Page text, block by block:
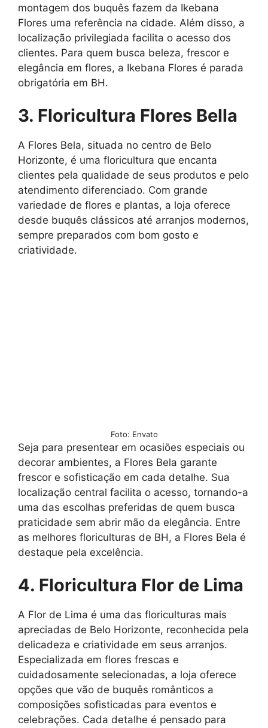
montagem dos buquês fazem da Ikebana
Flores uma referência na cidade. Além disso, a
localização privilegiada facilita o acesso dos
clientes. Para quem busca beleza, frescor e
elegância em flores, a Ikebana Flores é parada
obrigatória em BH.
3. Floricultura Flores Bella
A Flores Bela, situada no centro de Belo
Horizonte, é uma floricultura que encanta
clientes pela qualidade de seus produtos e pelo
atendimento diferenciado. Com grande
variedade de flores e plantas, a loja oferece
desde buquês clássicos até arranjos modernos,
sempre preparados com bom gosto e
criatividade.
Foto: Envato
Seja para presentear em ocasiões especiais ou
decorar ambientes, a Flores Bela garante
frescor e sofisticação em cada detalhe. Sua
localização central facilita o acesso, tornando-a
uma das escolhas preferidas de quem busca
praticidade sem abrir mão da elegância. Entre
as melhores floriculturas de BH, a Flores Bela é
destaque pela excelência.
4. Floricultura Flor de Lima
A Flor de Lima é uma das floriculturas mais
apreciadas de Belo Horizonte, reconhecida pela
delicadeza e criatividade em seus arranjos.
Especializada em flores frescas e
cuidadosamente selecionadas, a loja oferece
opções que vão de buquês românticos a
composições sofisticadas para eventos e
celebrações. Cada detalhe é pensado para